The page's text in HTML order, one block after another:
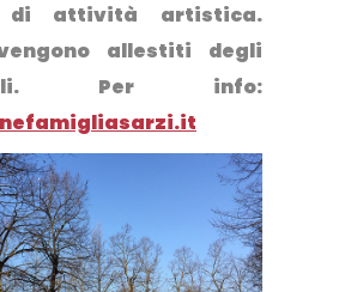
di attività artistica.
allestiti degli
Per info: